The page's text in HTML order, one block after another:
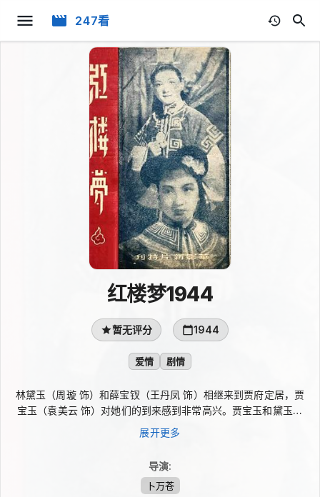
247看
红楼梦1944
暂无评分 1944
爱情 剧情
林黛玉（周璇 饰）和薛宝钗（王丹凤 饰）相继来到贾府定居，贾
宝玉（袁美云 饰）对她们的到来感到非常高兴。贾宝玉和黛玉对
世俗仕途和经济繁华持有反感，尽管他们之间有深厚的感情，但彼
此不时发生误会，亲疏之间产生变化。宝钗多次劝告宝玉致力于仕
婚姻来束缚宝玉。 大小姐元春，在她回家省亲时选定了宝钗作为
婚姻的对象。王熙凤（白虹 饰）在其中起到了推波助澜的作用，
展开更多
导演:
卜万苍